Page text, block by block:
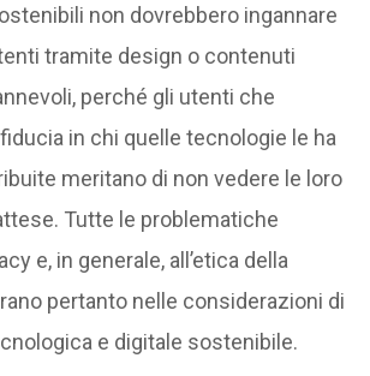
non dovrebbero ingannare
tramite design o contenuti
perché gli utenti che
in chi quelle tecnologie le ha
meritano di non vedere le loro
Tutte le problematiche
e, in generale, all’etica della
pertanto nelle considerazioni di
e digitale sostenibile.